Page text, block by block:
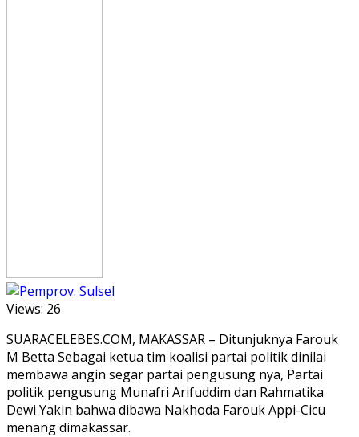
Views: 26
SUARACELEBES.COM, MAKASSAR – Ditunjuknya Farouk
M Betta Sebagai ketua tim koalisi partai politik dinilai
membawa angin segar partai pengusung nya, Partai
politik pengusung Munafri Arifuddim dan Rahmatika
Dewi Yakin bahwa dibawa Nakhoda Farouk Appi-Cicu
menang dimakassar.